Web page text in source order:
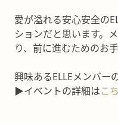
愛が溢れる安心安全の
ションだと思います。
り、前に進むためのお
興味あるELLEメンバー
▶︎イベントの詳細はこ